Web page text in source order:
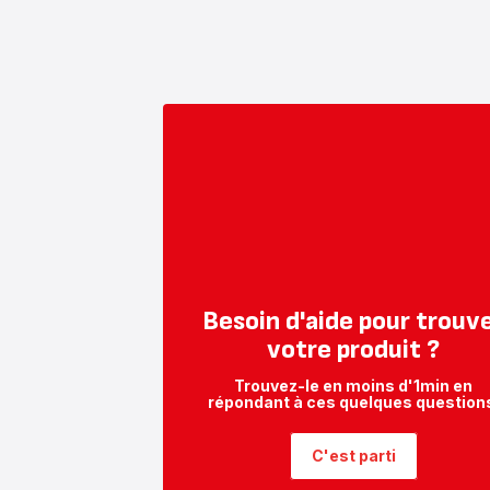
Besoin d'aide pour
votre produit ?
Trouvez-le en moins d'1min en
répondant à ces quelques
C'est parti